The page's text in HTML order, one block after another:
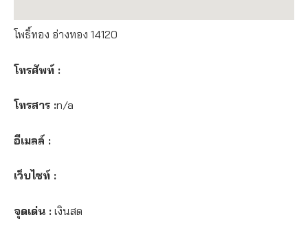
โพธิ์ทอง อ่างทอง 14120
โทรศัพท์ :
โทรสาร :n/a
อีเมลล์ :
เว็บไซท์ :
จุดเด่น : เงินสด